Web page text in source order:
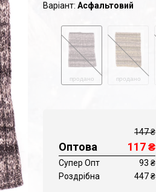
Варіант: Асфальтовий
продано продано
147₴
Оптова 117₴
Супер Опт
93 ₴
Роздрібна
447₴